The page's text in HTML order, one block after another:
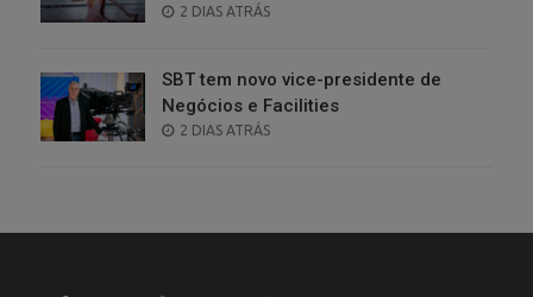
POSTED
2 DIAS ATRÁS
SBT tem novo vice-presidente de
Negócios e Facilities
POSTED
2 DIAS ATRÁS